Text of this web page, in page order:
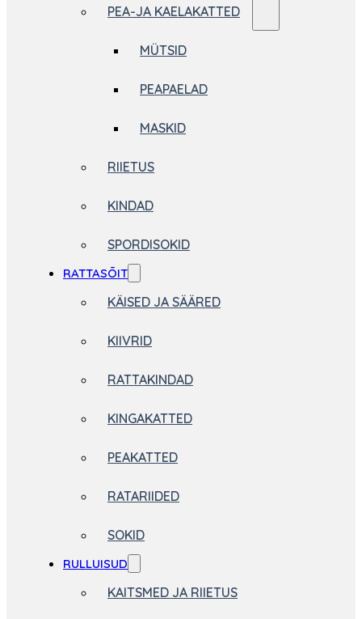
PEA-JA KAELAKATTED
MÜTSID
PEAPAELAD
MASKID
RIIETUS
KINDAD
SPORDISOKID
RATTASÕIT
KÄISED JA SÄÄRED
KIIVRID
RATTAKINDAD
KINGAKATTED
PEAKATTED
RATARIIDED
SOKID
RULLUISUD
KAITSMED JA RIIETUS